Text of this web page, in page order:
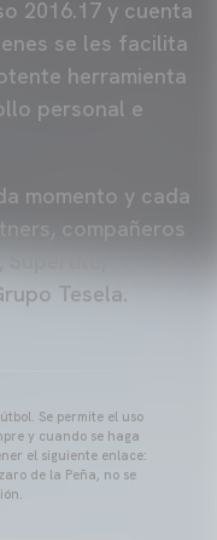
2016.17 y cuenta
se les facilita
herramienta
personal e
momento y cada
compañeros
Tesela.
Se permite el uso
y cuando se haga
el siguiente enlace:
de la Peña, no se